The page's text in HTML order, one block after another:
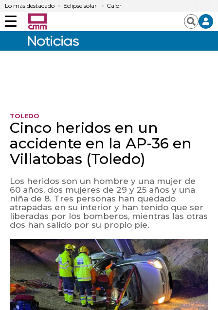
Lo más destacado Eclipse solar Calor
Menú Buscar
TOLEDO
Cinco heridos en un
accidente en la AP-36 en
Villatobas (Toledo)
Los heridos son un hombre y una mujer de
60 años, dos mujeres de 29 y 25 años y una
niña de 8. Tres personas han quedado
atrapadas en su interior y han tenido que ser
liberadas por los bomberos, mientras las otras
dos han salido por su propio pie.